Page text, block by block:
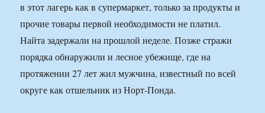
в этот лагерь как в супермаркет, только за продукты и
прочие товары первой необходимости не платил.
Найта задержали на прошлой неделе. Позже стражи
порядка обнаружили и лесное убежище, где на
протяжении 27 лет жил мужчина, известный по всей
округе как отшельник из Норт-Понда.